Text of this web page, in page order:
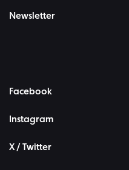
Newsletter
Facebook
Instagram
X / Twitter